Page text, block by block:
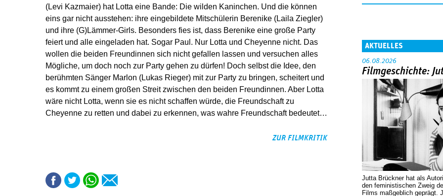
(Levi Kazmaier) hat Lotta eine Bande: Die wilden Kaninchen. Und die können
eins gar nicht ausstehen: ihre eingebildete Mitschülerin Berenike (Laila Ziegler)
und ihre (G)Lämmer-Girls. Besonders fies ist, dass Berenike eine große Party
feiert und alle eingeladen hat. Sogar Paul. Nur Lotta und Cheyenne nicht. Das
wollen die beiden Freundinnen sich nicht gefallen lassen und versuchen alles
Mögliche, um doch noch zur Party gehen zu dürfen! Doch selbst die Idee, den
berühmten Sänger Marlon (Lukas Rieger) mit zur Party zu bringen, scheitert und
es kommt zu einem großen Streit zwischen den beiden Freundinnen. Aber Lotta
wäre nicht Lotta, wenn sie es nicht schaffen würde, die Freundschaft zu
Cheyenne zu retten und dabei zu erkennen, was wahre Freundschaft bedeutet…
ZUR FILMKRITIK
AKTUELLES
06.08.2026
Filmgeschichte:
Jutta Brückner hat als
den feministischen Zweig
Films maßgeblich geprägt.